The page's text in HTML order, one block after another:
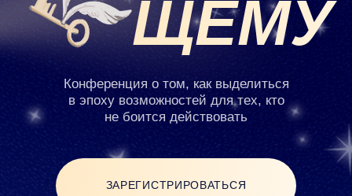
ЗАРЕГИСТРИРОВАТЬСЯ
КЛЮЧ К БУДУЩЕМУ —